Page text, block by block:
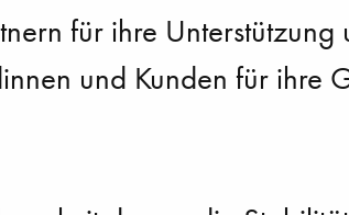
für ihre
und Kunden für ihre